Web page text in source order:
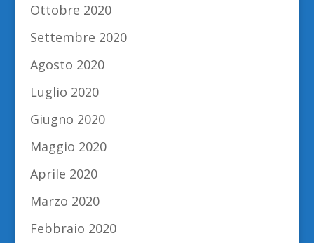
Ottobre 2020
Settembre 2020
Agosto 2020
Luglio 2020
Giugno 2020
Maggio 2020
Aprile 2020
Marzo 2020
Febbraio 2020